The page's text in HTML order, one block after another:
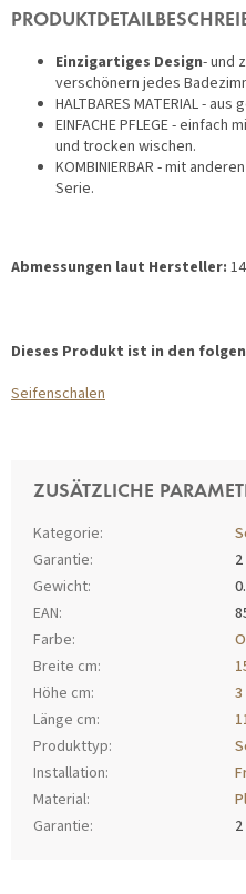
Einzigartiges Design- und
verschönern jedes
HALTBARES MATERIAL -
EINFACHE PFLEGE -
und trocken wischen.
KOMBINIERBAR - mit
Serie.
Abmessungen laut Hersteller:
Dieses Produkt ist in den
Seifenschalen
ZUSÄTZLICHE
Kategorie:
Garantie:
Gewicht:
EAN:
Farbe:
Breite cm:
Höhe cm:
3
Länge cm:
Produkttyp:
Installation:
Material:
Garantie: